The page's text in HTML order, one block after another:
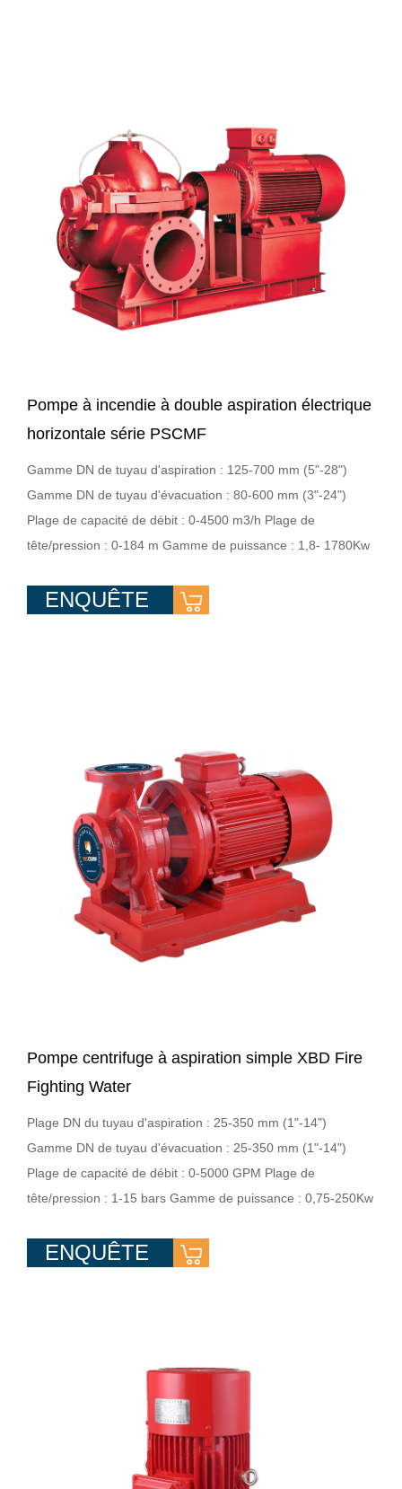
Pompe à incendie à double aspiration électrique
horizontale série PSCMF
Gamme DN de tuyau d'aspiration : 125-700 mm (5"-28")
Gamme DN de tuyau d'évacuation : 80-600 mm (3"-24")
Plage de capacité de débit : 0-4500 m3/h Plage de
tête/pression : 0-184 m Gamme de puissance : 1,8- 1780Kw
ENQUÊTE
Pompe centrifuge à aspiration simple XBD Fire
Fighting Water
Plage DN du tuyau d'aspiration : 25-350 mm (1"-14")
Gamme DN de tuyau d'évacuation : 25-350 mm (1"-14")
Plage de capacité de débit : 0-5000 GPM Plage de
tête/pression : 1-15 bars Gamme de puissance : 0,75-250Kw
ENQUÊTE